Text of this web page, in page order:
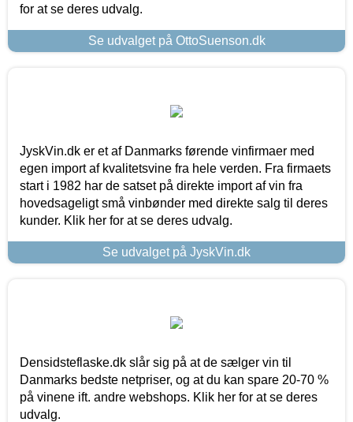
for at se deres udvalg.
Se udvalget på OttoSuenson.dk
JyskVin.dk er et af Danmarks førende vinfirmaer med
egen import af kvalitetsvine fra hele verden. Fra firmaets
start i 1982 har de satset på direkte import af vin fra
hovedsageligt små vinbønder med direkte salg til deres
kunder. Klik her for at se deres udvalg.
Se udvalget på JyskVin.dk
Densidsteflaske.dk slår sig på at de sælger vin til
Danmarks bedste netpriser, og at du kan spare 20-70 %
på vinene ift. andre webshops. Klik her for at se deres
udvalg.